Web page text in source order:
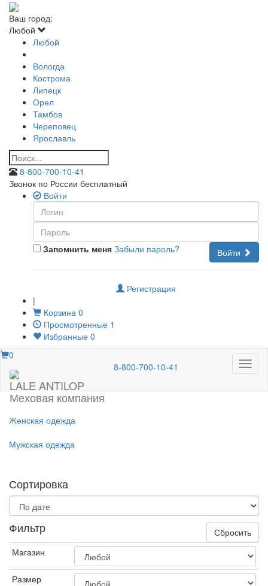
Ваш город:
Любой
Любой
Вологда
Кострома
Липецк
Орел
Тамбов
Череповец
Ярославль
8-800-700-10-41
Звонок по России бесплатный
Войти
Запомнить меня Войти
Забыли пароль?
Регистрация
|
Корзина 0
Просмотренные 1
Избранные 0
Меню
0
LALE ANTILOP
Меховая компания
8-800-700-10-41
Женская одежда
Мужская одежда
Сортировка
Фильтр
Сбросить
Магазин
Размер